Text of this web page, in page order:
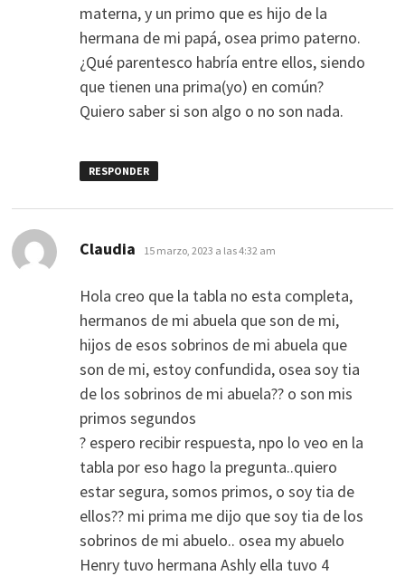
materna, y un primo que es hijo de la
hermana de mi papá, osea primo paterno.
¿Qué parentesco habría entre ellos, siendo
que tienen una prima(yo) en común?
Quiero saber si son algo o no son nada.
RESPONDER
Claudia dice:
15 marzo, 2023 a las 4:32 am
Hola creo que la tabla no esta completa,
hermanos de mi abuela que son de mi,
hijos de esos sobrinos de mi abuela que
son de mi, estoy confundida, osea soy tia
de los sobrinos de mi abuela?? o son mis
primos segundos
? espero recibir respuesta, npo lo veo en la
tabla por eso hago la pregunta..quiero
estar segura, somos primos, o soy tia de
ellos?? mi prima me dijo que soy tia de los
sobrinos de mi abuelo.. osea my abuelo
Henry tuvo hermana Ashly ella tuvo 4